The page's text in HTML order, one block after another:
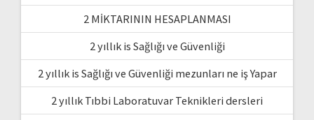
2 MİKTARININ HESAPLANMASI
2 yıllık is Sağlığı ve Güvenliği
2 yıllık is Sağlığı ve Güvenliği mezunları ne iş Yapar
2 yıllık Tıbbi Laboratuvar Teknikleri dersleri